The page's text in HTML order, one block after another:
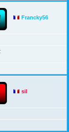
Francky56
sil